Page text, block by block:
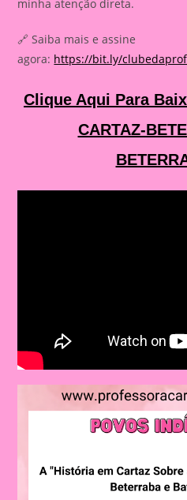
minha atenção direta.
🔗 Saiba mais e assine
agora: https://bit.ly/
Clique Aqui Para
CARTAZ-